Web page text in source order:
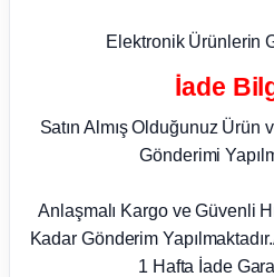
Elektronik Ürünlerin
İade
Satın Almış Olduğunuz Ürün
Gönderimi
Anlaşmalı Kargo ve Güvenli
Kadar Gönderim
1 Hafta İade